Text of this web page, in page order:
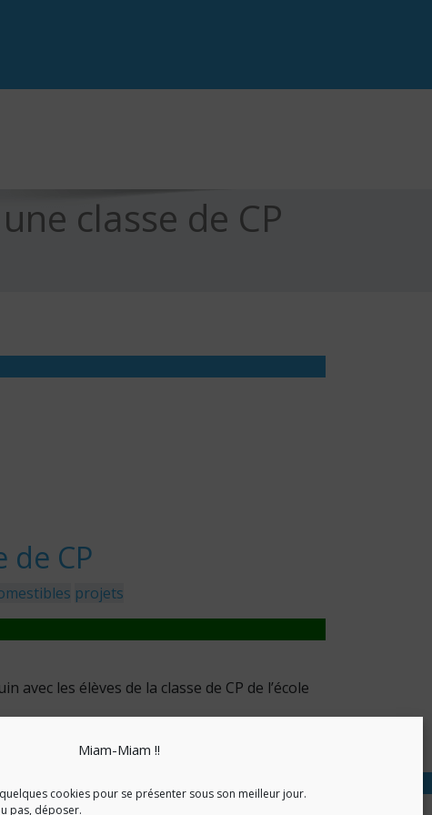
Miam-Miam !!
cookies pour se présenter sous son meilleur jour.
pas, déposer.
classe de CP
de CP
projets
les élèves de la classe de CP de l’école
aromatiques, des salades, etc
confidentialité